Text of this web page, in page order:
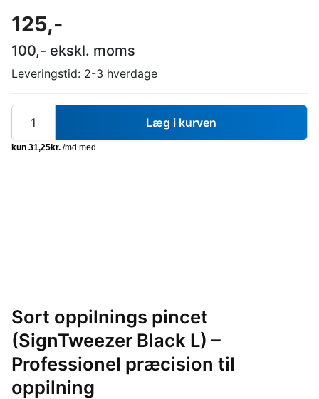
125,-
100,- ekskl. moms
Leveringstid: 2-3 hverdage
Læg i kurven
Sort oppilnings pincet
(SignTweezer Black L) –
Professionel præcision til
oppilning